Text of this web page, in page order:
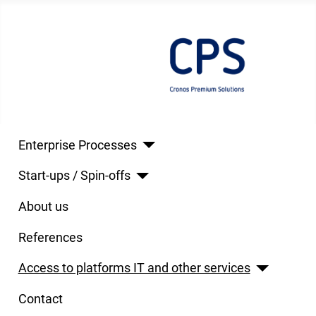
Enterprise Processes
Start-ups / Spin-offs
About us
References
Access to platforms IT and other services
Contact